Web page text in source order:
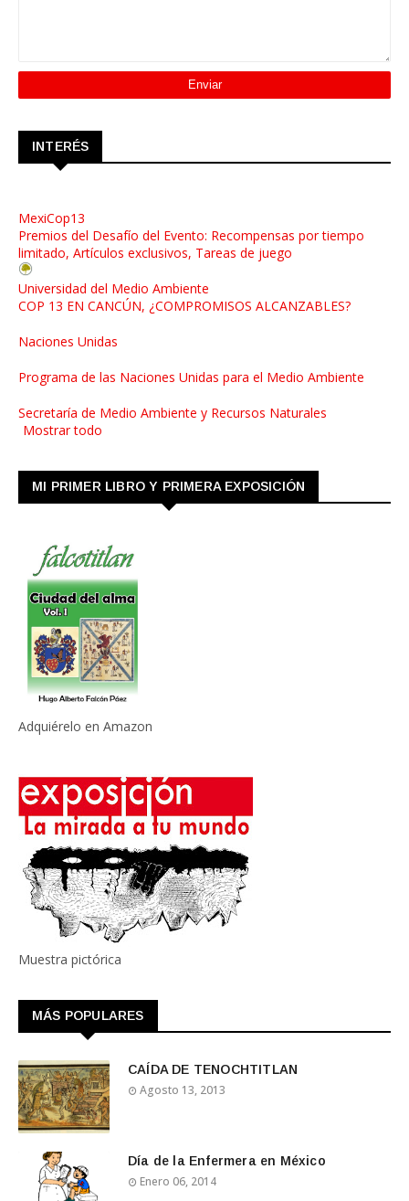
INTERÉS
MexiCop13
Premios del Desafío del Evento: Recompensas por tiempo
limitado, Artículos exclusivos, Tareas de juego
Universidad del Medio Ambiente
COP 13 EN CANCÚN, ¿COMPROMISOS ALCANZABLES?
Naciones Unidas
Programa de las Naciones Unidas para el Medio Ambiente
Secretaría de Medio Ambiente y Recursos Naturales
Mostrar todo
MI PRIMER LIBRO Y PRIMERA EXPOSICIÓN
Adquiérelo en Amazon
Muestra pictórica
MÁS POPULARES
CAÍDA DE TENOCHTITLAN
Agosto 13, 2013
Día de la Enfermera en México
Enero 06, 2014